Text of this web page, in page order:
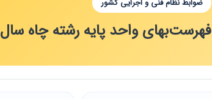
ضوابط نظام فنی و اجرایی کشور
فهرست‌بهای واحد پایه رشته چاه سال 1399